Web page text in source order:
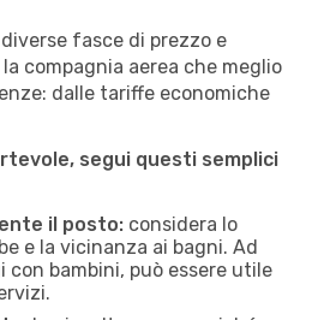
fasce di prezzo e
compagnia aerea che meglio
dalle tariffe economiche
segui questi semplici
il posto: considera lo
e la vicinanza ai bagni. Ad
con bambini, può essere utile